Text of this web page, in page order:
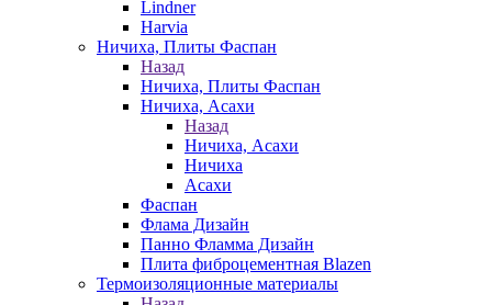
Lindner
Harvia
Ничиха, Плиты Фаспан
Назад
Ничиха, Плиты Фаспан
Ничиха, Асахи
Назад
Ничиха, Асахи
Ничиха
Асахи
Фаспан
Флама Дизайн
Панно Фламма Дизайн
Плита фиброцементная Blazen
Термоизоляционные материалы